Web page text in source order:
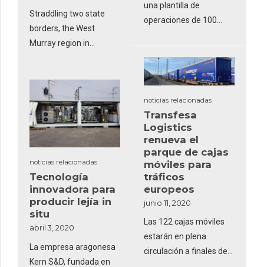
una plantilla de
operaciones de 100
de control de la recogida
y del mantenimiento
Straddling two state
borders, the West
Murray region in
microcosm of technical
challenges that can
plague the energy
transition. Faced with
serious curtailment of
solar farms in this
electrically remote
region, a remarkable
inverter-based technical
feat may have changed
the game.
noticias relacionadas
Transfesa
Logistics
renueva el
parque de cajas
móviles para
tráficos
europeos
junio 11, 2020
Las 122 cajas móviles
estarán en plena
circulación a finales de
noticias relacionadas
Tecnología
innovadora para
producir lejía in
situ
abril 3, 2020
La empresa aragonesa
Kern S&D, fundada en